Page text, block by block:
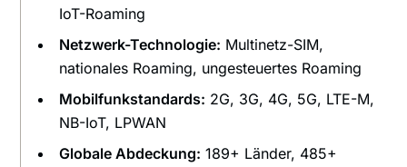
IoT-Roaming
Netzwerk-Technologie: Multinetz-SIM,
nationales Roaming, ungesteuertes Roaming
Mobilfunkstandards: 2G, 3G, 4G, 5G, LTE-M,
NB-IoT, LPWAN
Globale Abdeckung: 189+ Länder, 485+